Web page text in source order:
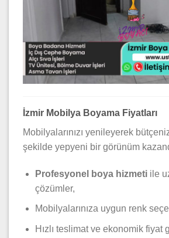
İzmir Mobilya Boyama Fiyatları
Mobilyalarınızı yenileyerek
şekilde yepyeni bir görünüm
Profesyonel boya hizmetiile
çözümler,
Mobilyalarınıza uygun renk
Hızlı teslimat ve ekonomik fiyat